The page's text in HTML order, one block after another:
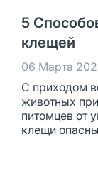
5
клещей
06 Марта
С приходом
животных
питомцев от
клещи